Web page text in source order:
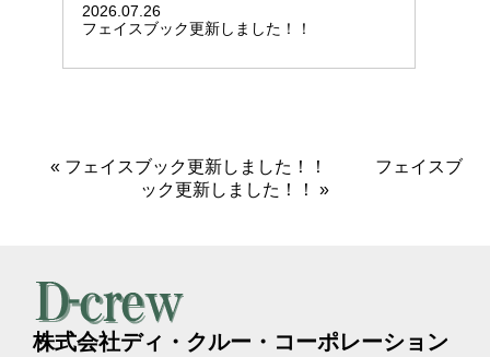
2026.07.26
フェイスブック更新しました！！
« フェイスブック更新しました！！
フェイスブ
ック更新しました！！
»
株式会社ディ・クルー・コーポレーション